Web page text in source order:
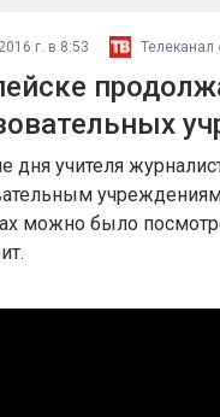
г. в 8:53 Телеканал
дня учителя
можно было